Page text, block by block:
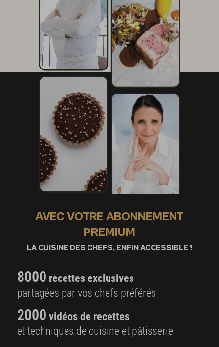
AVEC VOTRE ABONNEMENT
PREMIUM
LA CUISINE DES CHEFS, ENFIN ACCESSIBLE !
8000 recettes exclusives
partagées par vos chefs préférés
2000 vidéos de recettes
et techniques de cuisine et pâtisserie